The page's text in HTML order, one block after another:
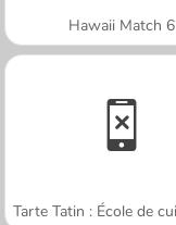
Hawaii Match 6